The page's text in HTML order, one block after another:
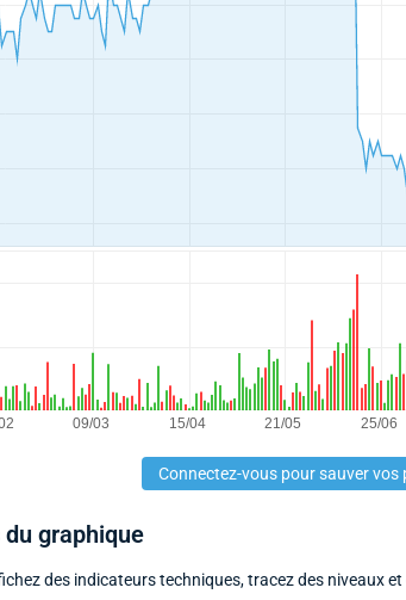
Connectez-vous pour sauver
graphique
des indicateurs techniques, tracez des niveaux